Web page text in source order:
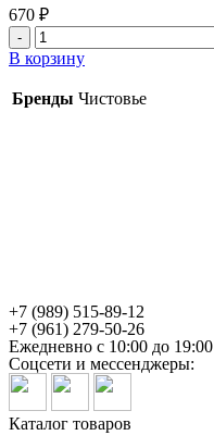
670 ₽
Количество
товара
сложение
30*40
В корзину
Бренды Чистовье
+7 (989) 515-89-12
+7 (961) 279-50-26
Ежедневно с 10:00 до 19:00
Соцсети и мессенджеры:
Каталог товаров